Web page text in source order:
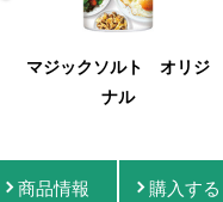
フレッシュハーブ ベビ
ーリーフ 袋
商品情報
マジックソルト オリジ
ナル
商品情報 購入する
挽きたての香り あらび
きブラックペッパー
商品情報